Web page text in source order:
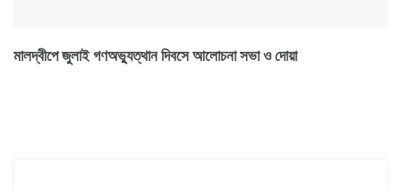
মালদ্বীপে জুলাই গণঅভ্যুত্থান দিবসে আলোচনা সভা ও দোয়া